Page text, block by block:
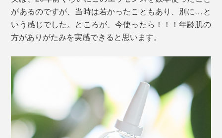
協会では、「EGF」の配合濃度と配合量をクリアした
10,000IU／100mg（※）以上のものだけに、認定マークを
※「IU」とは、活性パワーの国際単位。
本品「EGF エクストラエッセンス パーフェクトナチュ
ラル」は、その認定ラインの1.66倍、10,000IU／60mg
です。
※実験で使われた試験薬は「EGF エクストラエッセンス パーフェクトナチュラ
アメリカのブラウン博士が行った臨床実験では、
「EGF」を0.1μg/g（0.00001%）配合したローションを
60日間連続して使用したことで、新生細胞の大幅な改善
化粧品やサプリメントなどで、「天然由来」や「自然
派」と謳われているものは多々ありますが、ISO16128
という国際基準に基づく「自然由来」は、それらとは一
線を画す厳格なもの。
があるのですが、当時は若かったこともあり、別に…と
いう感じでした。ところが、今使ったら！！！年齢肌の
方がありがたみを実感できると思います。